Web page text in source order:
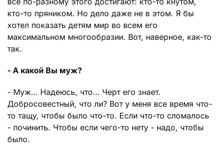
кто-то пряником. Но дело даже не в этом. Я бы
хотел показать детям мир во всем его
максимальном многообразии. Вот, наверное, как-то
так.
- А какой Вы муж?
- Муж… Надеюсь, что… Черт его знает.
Добросовестный, что ли? Вот у меня все время что-
то тащу, чтобы было что-то. Если что-то сломалось
- починить. Чтобы если чего-то нету - надо, чтобы
было.